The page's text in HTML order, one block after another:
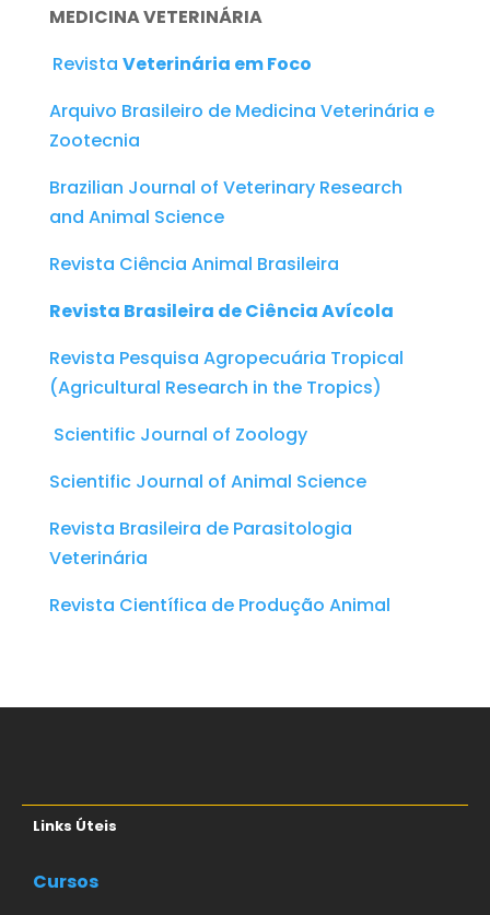
MEDICINA VETERINÁRIA
Revista Veterinária em Foco
Arquivo Brasileiro de Medicina Veterinária e
Zootecnia
Brazilian Journal of Veterinary Research
and Animal Science
Revista Ciência Animal Brasileira
Revista Brasileira de Ciência Avícola
Revista Pesquisa Agropecuária Tropical
(Agricultural Research in the Tropics)
Scientific Journal of Zoology
Scientific Journal of Animal Science
Revista Brasileira de Parasitologia
Veterinária
Revista Científica de Produção Animal
Links Úteis
Cursos